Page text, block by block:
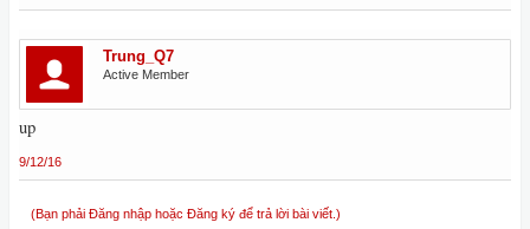
Trung_Q7
Active Member
up
9/12/16
(Bạn phải Đăng nhập hoặc Đăng ký để trả lời bài viết.)